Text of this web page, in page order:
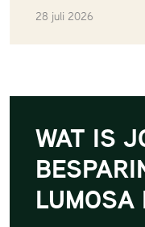
28 juli 2026
WAT IS
LUMOSA